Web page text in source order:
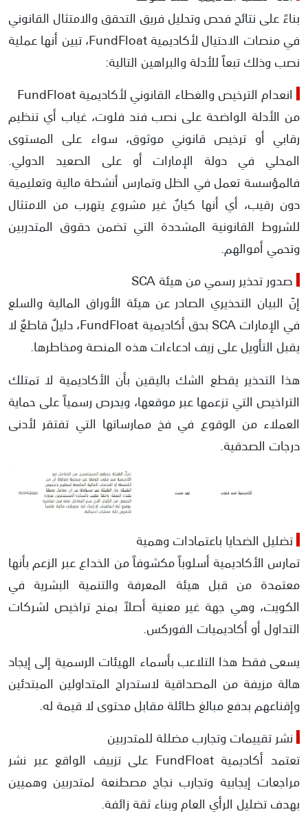
بناءً على نتائج فحص وتحليل فريق التحقق والامتثال القانوني
في منصات الاحتيال لأكاديمية FundFloat، تبين أنها عملية
نصب وذلك تبعاً للأدلة والبراهين التالية:
انعدام الترخيص والغطاء القانوني لأكاديمية FundFloat
من الأدلة الواضحة على نصب فند فلوت، غياب أي تنظيم
رقابي أو ترخيص قانوني موثوق، سواء على المستوى
المحلي في دولة الإمارات أو على الصعيد الدولي.
فالمؤسسة تعمل في الظل وتمارس أنشطة مالية وتعليمية
دون رقيب، أي أنها كيانٌ غير مشروع يتهرب من الامتثال
للشروط القانونية المشددة التي تضمن حقوق المتدربين
وتحمي أموالهم.
صدور تحذير رسمي من هيئة SCA
إنّ البيان التحذيري الصادر عن هيئة الأوراق المالية والسلع
في الإمارات SCA بحق أكاديمية FundFloat، دليلٌ قاطعٌ لا
يقبل التأويل على زيف ادعاءات هذه المنصة ومخاطرها.
هذا التحذير يقطع الشك باليقين بأن الأكاديمية لا تمتلك
التراخيص التي تزعمها عبر موقعها، ويحرص رسمياً على حماية
العملاء من الوقوع في فخ ممارساتها التي تفتقر لأدنى
درجات الصدقية.
تضليل الضحايا باعتمادات وهمية
تمارس الأكاديمية أسلوباً مكشوفاً من الخداع عبر الزعم بأنها
معتمدة من قبل هيئة المعرفة والتنمية البشرية في
الكويت، وهي جهة غير معنية أصلاً بمنح تراخيص لشركات
التداول أو أكاديميات الفوركس.
يسعى فقط هذا التلاعب بأسماء الهيئات الرسمية إلى إيجاد
هالة مزيفة من المصداقية لاستدراج المتداولين المبتدئين
وإقناعهم بدفع مبالغ طائلة مقابل محتوى لا قيمة له.
نشر تقييمات وتجارب مضللة للمتدربين
تعتمد أكاديمية FundFloat على تزييف الواقع عبر نشر
مراجعات إيجابية وتجارب نجاح مصطنعة لمتدربين وهميين
بهدف تضليل الرأي العام وبناء ثقة زائفة.